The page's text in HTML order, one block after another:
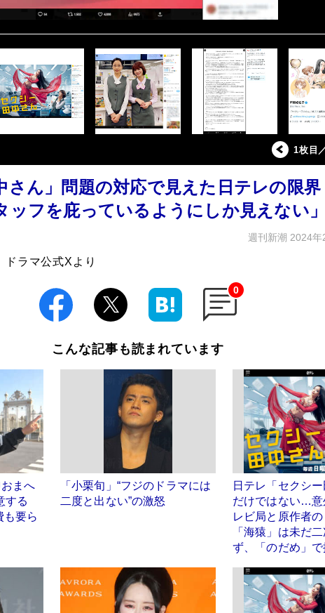
1枚目
さん」問題の対応で見えた日テレの限
ッフを庇っているようにしか見えない」
週刊新潮 2024
ドラマ公式Xより
0
こんな記事も読まれています
まへ
する
要ら
「小栗旬」“フジのドラマには
二度と出ない”の激怒
日テレ「セクシー
だけではない…意
レビ局と原作者の
「海猿」は未だ
ず、「のだめ」